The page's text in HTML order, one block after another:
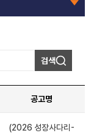
검색
공고명
(2026 성장사다리-